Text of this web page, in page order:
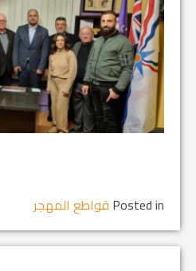
Posted in قواطع المهجر